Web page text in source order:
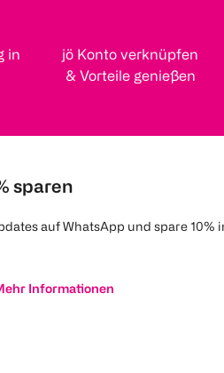
in
jö Konto verknüpfen
& Vorteile genießen
sparen
auf WhatsApp und spare 10%
Informationen